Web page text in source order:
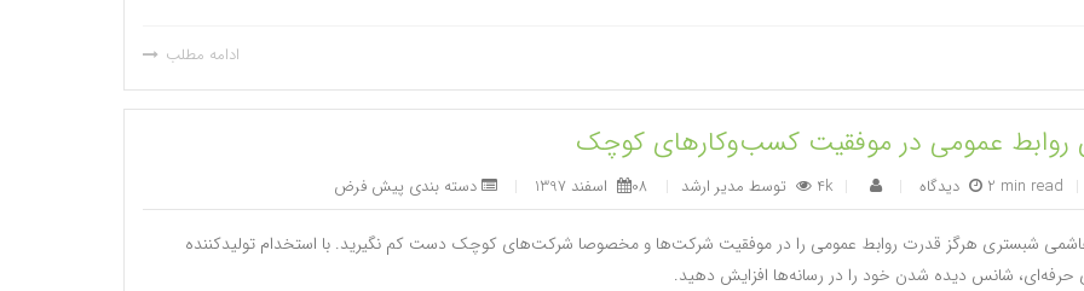
ادامه مطلب
عمومی در موفقیت کسب‌وکارهای کوچک
2 min read |
|
4k | توسط مدیر ارشد | 08 اسفند 1397 | دسته بندی پیش فرض
شبستری هرگز قدرت روابط عمومی را در موفقیت شرکت‌ها و مخصوصا شرکت‌های کوچک دست کم نگیرید. با استخدام تولیدکننده‌
حرفه‌ای، شانس دیده شدن خود را در رسانه‌ها افزایش دهید.